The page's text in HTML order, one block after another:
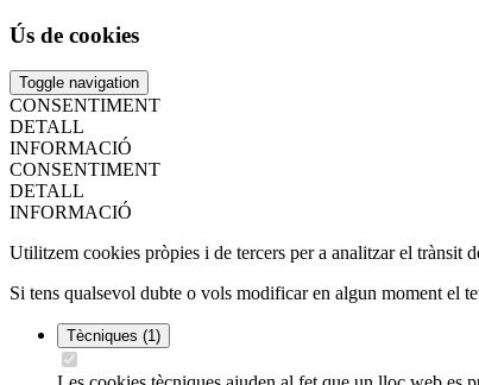
Ús de cookies
Toggle navigation
CONSENTIMENT
DETALL
INFORMACIÓ
CONSENTIMENT
DETALL
INFORMACIÓ
Utilitzem cookies pròpies i de tercers per a analitzar el trànsit
Si tens qualsevol dubte o vols modificar en algun moment el
Tècniques (1)